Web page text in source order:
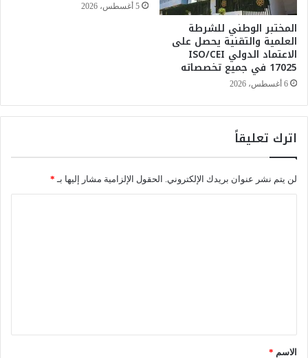
ل
ا
ح
ت
ك
ل
أ
و
المختبر الوطني للشرطة
العلمية والتقنية يحصل على
الاعتماد الدولي ISO/CEI
17025 في جميع تخصصاته
6 أغسطس، 2026
5 أغسطس، 2026
اترك تعليقاً
لن يتم نشر عنوان بريدك الإلكتروني. الحقول الإلزامية مشار إليها بـ *
*
الاسم *